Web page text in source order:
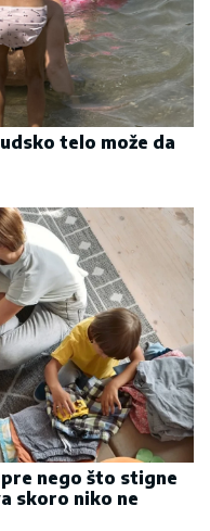
telo može da
nego što stigne
skoro niko ne